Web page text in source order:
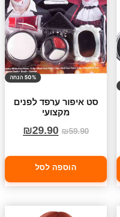
50% הנחה
סט איפור ערפד לפנים
מקצועי
₪59.90
₪29.90
הוספה לסל